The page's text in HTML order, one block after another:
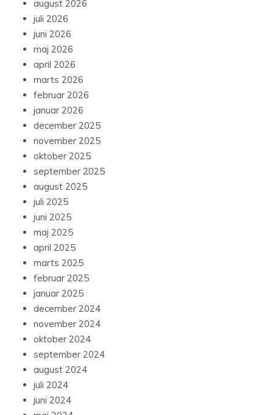
august 2026
juli 2026
juni 2026
maj 2026
april 2026
marts 2026
februar 2026
januar 2026
december 2025
november 2025
oktober 2025
september 2025
august 2025
juli 2025
juni 2025
maj 2025
april 2025
marts 2025
februar 2025
januar 2025
december 2024
november 2024
oktober 2024
september 2024
august 2024
juli 2024
juni 2024